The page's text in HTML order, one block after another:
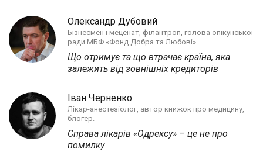
Олександр Дубовий
Бізнесмен і меценат, філантроп, голова опікунської
ради МБФ «Фонд Добра та Любові»
Що отримує та що втрачає країна, яка
залежить від зовнішніх кредиторів
Іван Черненко
Лікар-анестезіолог, автор книжок про медицину,
блогер.
Справа лікарів «Одрексу» – це не про
помилку